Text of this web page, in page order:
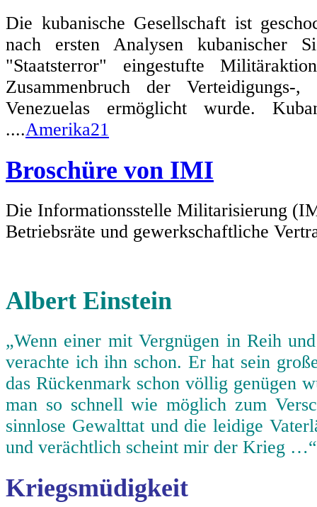
Die kubanische Gesellschaft ist
nach ersten Analysen kubanischer
"Staatsterror" eingestufte
Zusammenbruch der Verteidigungs-,
Venezuelas ermöglicht wurde.
....Amerika21
Broschüre von IMI
Die Informationsstelle Militarisierung
Betriebsräte und gewerkschaftliche
Albert Einstein
„Wenn einer mit Vergnügen in Reih
verachte ich ihn schon. Er hat sein
das Rückenmark schon völlig genügen
man so schnell wie möglich zum
sinnlose Gewalttat und die leidige
und verächtlich scheint mir der Krieg
Kriegsmüdigkeit